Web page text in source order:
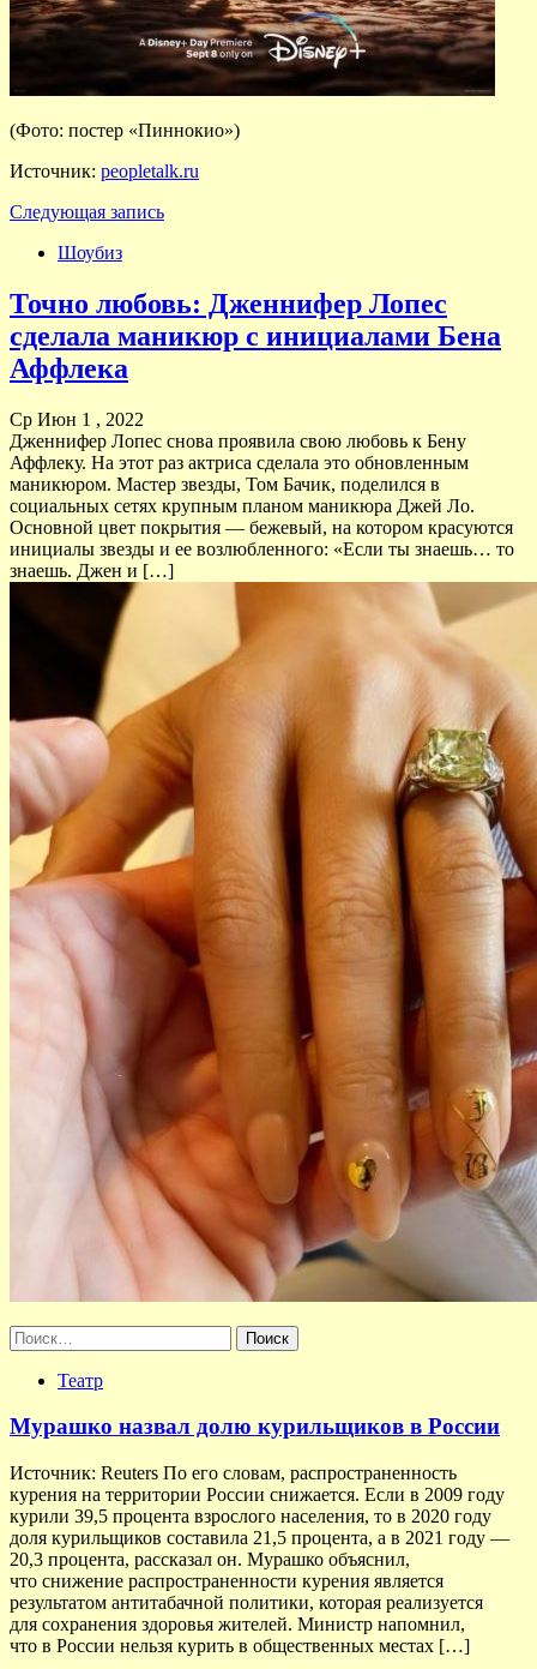
(Фото: постер «Пиннокио»)
Источник: peopletalk.ru
Следующая запись
Шоубиз
Точно любовь: Дженнифер Лопес
сделала маникюр с инициалами Бена
Аффлека
Ср Июн 1 , 2022
Дженнифер Лопес снова проявила свою любовь к Бену
Аффлеку. На этот раз актриса сделала это обновленным
маникюром. Мастер звезды, Том Бачик, поделился в
социальных сетях крупным планом маникюра Джей Ло.
Основной цвет покрытия — бежевый, на котором красуются
инициалы звезды и ее возлюбленного: «Если ты знаешь… то
знаешь. Джен и […]
Найти:
Театр
Мурашко назвал долю курильщиков в России
Источник: Reuters По его словам, распространенность
курения на территории России снижается. Если в 2009 году
курили 39,5 процента взрослого населения, то в 2020 году
доля курильщиков составила 21,5 процента, а в 2021 году —
20,3 процента, рассказал он. Мурашко объяснил,
что снижение распространенности курения является
результатом антитабачной политики, которая реализуется
для сохранения здоровья жителей. Министр напомнил,
что в России нельзя курить в общественных местах […]